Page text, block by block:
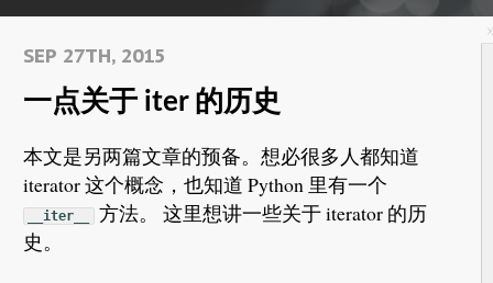
SEP 27TH, 2015
一点关于 iter 的历史
本文是另两篇文章的预备。想必很多人都知道
iterator 这个概念，也知道 Python 里有一个
__iter__
方法。 这里想讲一些关于 iterator 的历
史。